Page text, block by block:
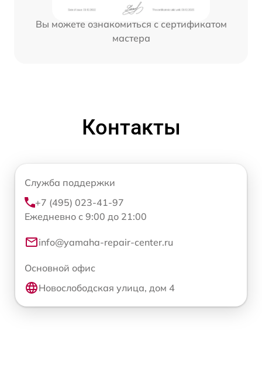
Вы можете ознакомиться с сертификатом
мастера
Контакты
Служба поддержки
+7 (495) 023-41-97
Ежедневно с 9:00 до 21:00
info@yamaha-repair-center.ru
Основной офис
Новослободская улица, дом 4